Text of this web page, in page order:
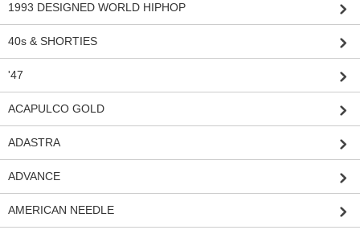
1993 DESIGNED WORLD HIPHOP
40s & SHORTIES
'47
ACAPULCO GOLD
ADASTRA
ADVANCE
AMERICAN NEEDLE